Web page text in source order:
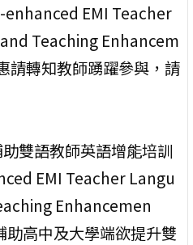
enhanced EMI Teacher
Teaching Enhancem
請轉知教師踴躍參與，請
雙語教師英語增能培訓
EMI Teacher Langu
Enhancemen
助高中及大學端欲提升雙